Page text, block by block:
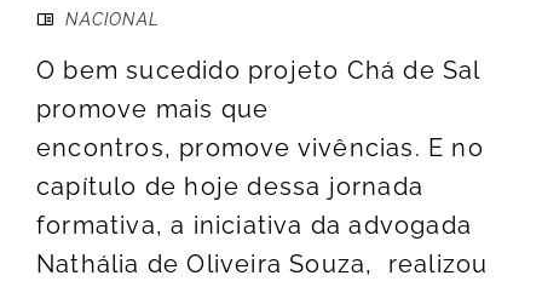
NACIONAL
O bem sucedido projeto Chá de Sal
promove mais que
encontros, promove vivências. E no
capítulo de hoje dessa jornada
formativa, a iniciativa da advogada
Nathália de Oliveira Souza, realizou